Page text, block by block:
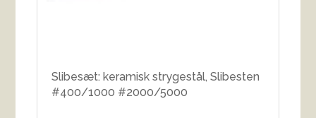
Slibesæt: keramisk strygestål, Slibesten
#400/1000 #2000/5000